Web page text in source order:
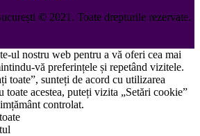
©️2021. Toate drepturile rezervate.
ul nostru web pentru a vă oferi cea mai
vă preferințele și repetând vizitele.
toate”, sunteți de acord cu utilizarea
acestea, puteți vizita „Setări cookie”
controlat.